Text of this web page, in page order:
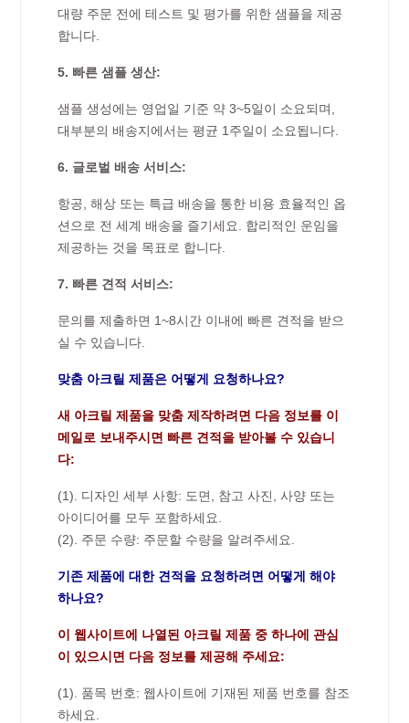
대량 주문 전에 테스트 및 평가를 위한 샘플을 제공
합니다.
5. 빠른 샘플 생산:
샘플 생성에는 영업일 기준 약 3~5일이 소요되며,
대부분의 배송지에서는 평균 1주일이 소요됩니다.
6. 글로벌 배송 서비스:
항공, 해상 또는 특급 배송을 통한 비용 효율적인 옵
션으로 전 세계 배송을 즐기세요. 합리적인 운임을
제공하는 것을 목표로 합니다.
7. 빠른 견적 서비스:
문의를 제출하면 1~8시간 이내에 빠른 견적을 받으
실 수 있습니다.
맞춤 아크릴 제품은 어떻게 요청하나요?
새 아크릴 제품을 맞춤 제작하려면 다음 정보를 이
메일로 보내주시면 빠른 견적을 받아볼 수 있습니
다:
(1). 디자인 세부 사항: 도면, 참고 사진, 사양 또는
아이디어를 모두 포함하세요.
(2). 주문 수량: 주문할 수량을 알려주세요.
기존 제품에 대한 견적을 요청하려면 어떻게 해야
하나요?
이 웹사이트에 나열된 아크릴 제품 중 하나에 관심
이 있으시면 다음 정보를 제공해 주세요:
(1). 품목 번호: 웹사이트에 기재된 제품 번호를 참조
하세요.